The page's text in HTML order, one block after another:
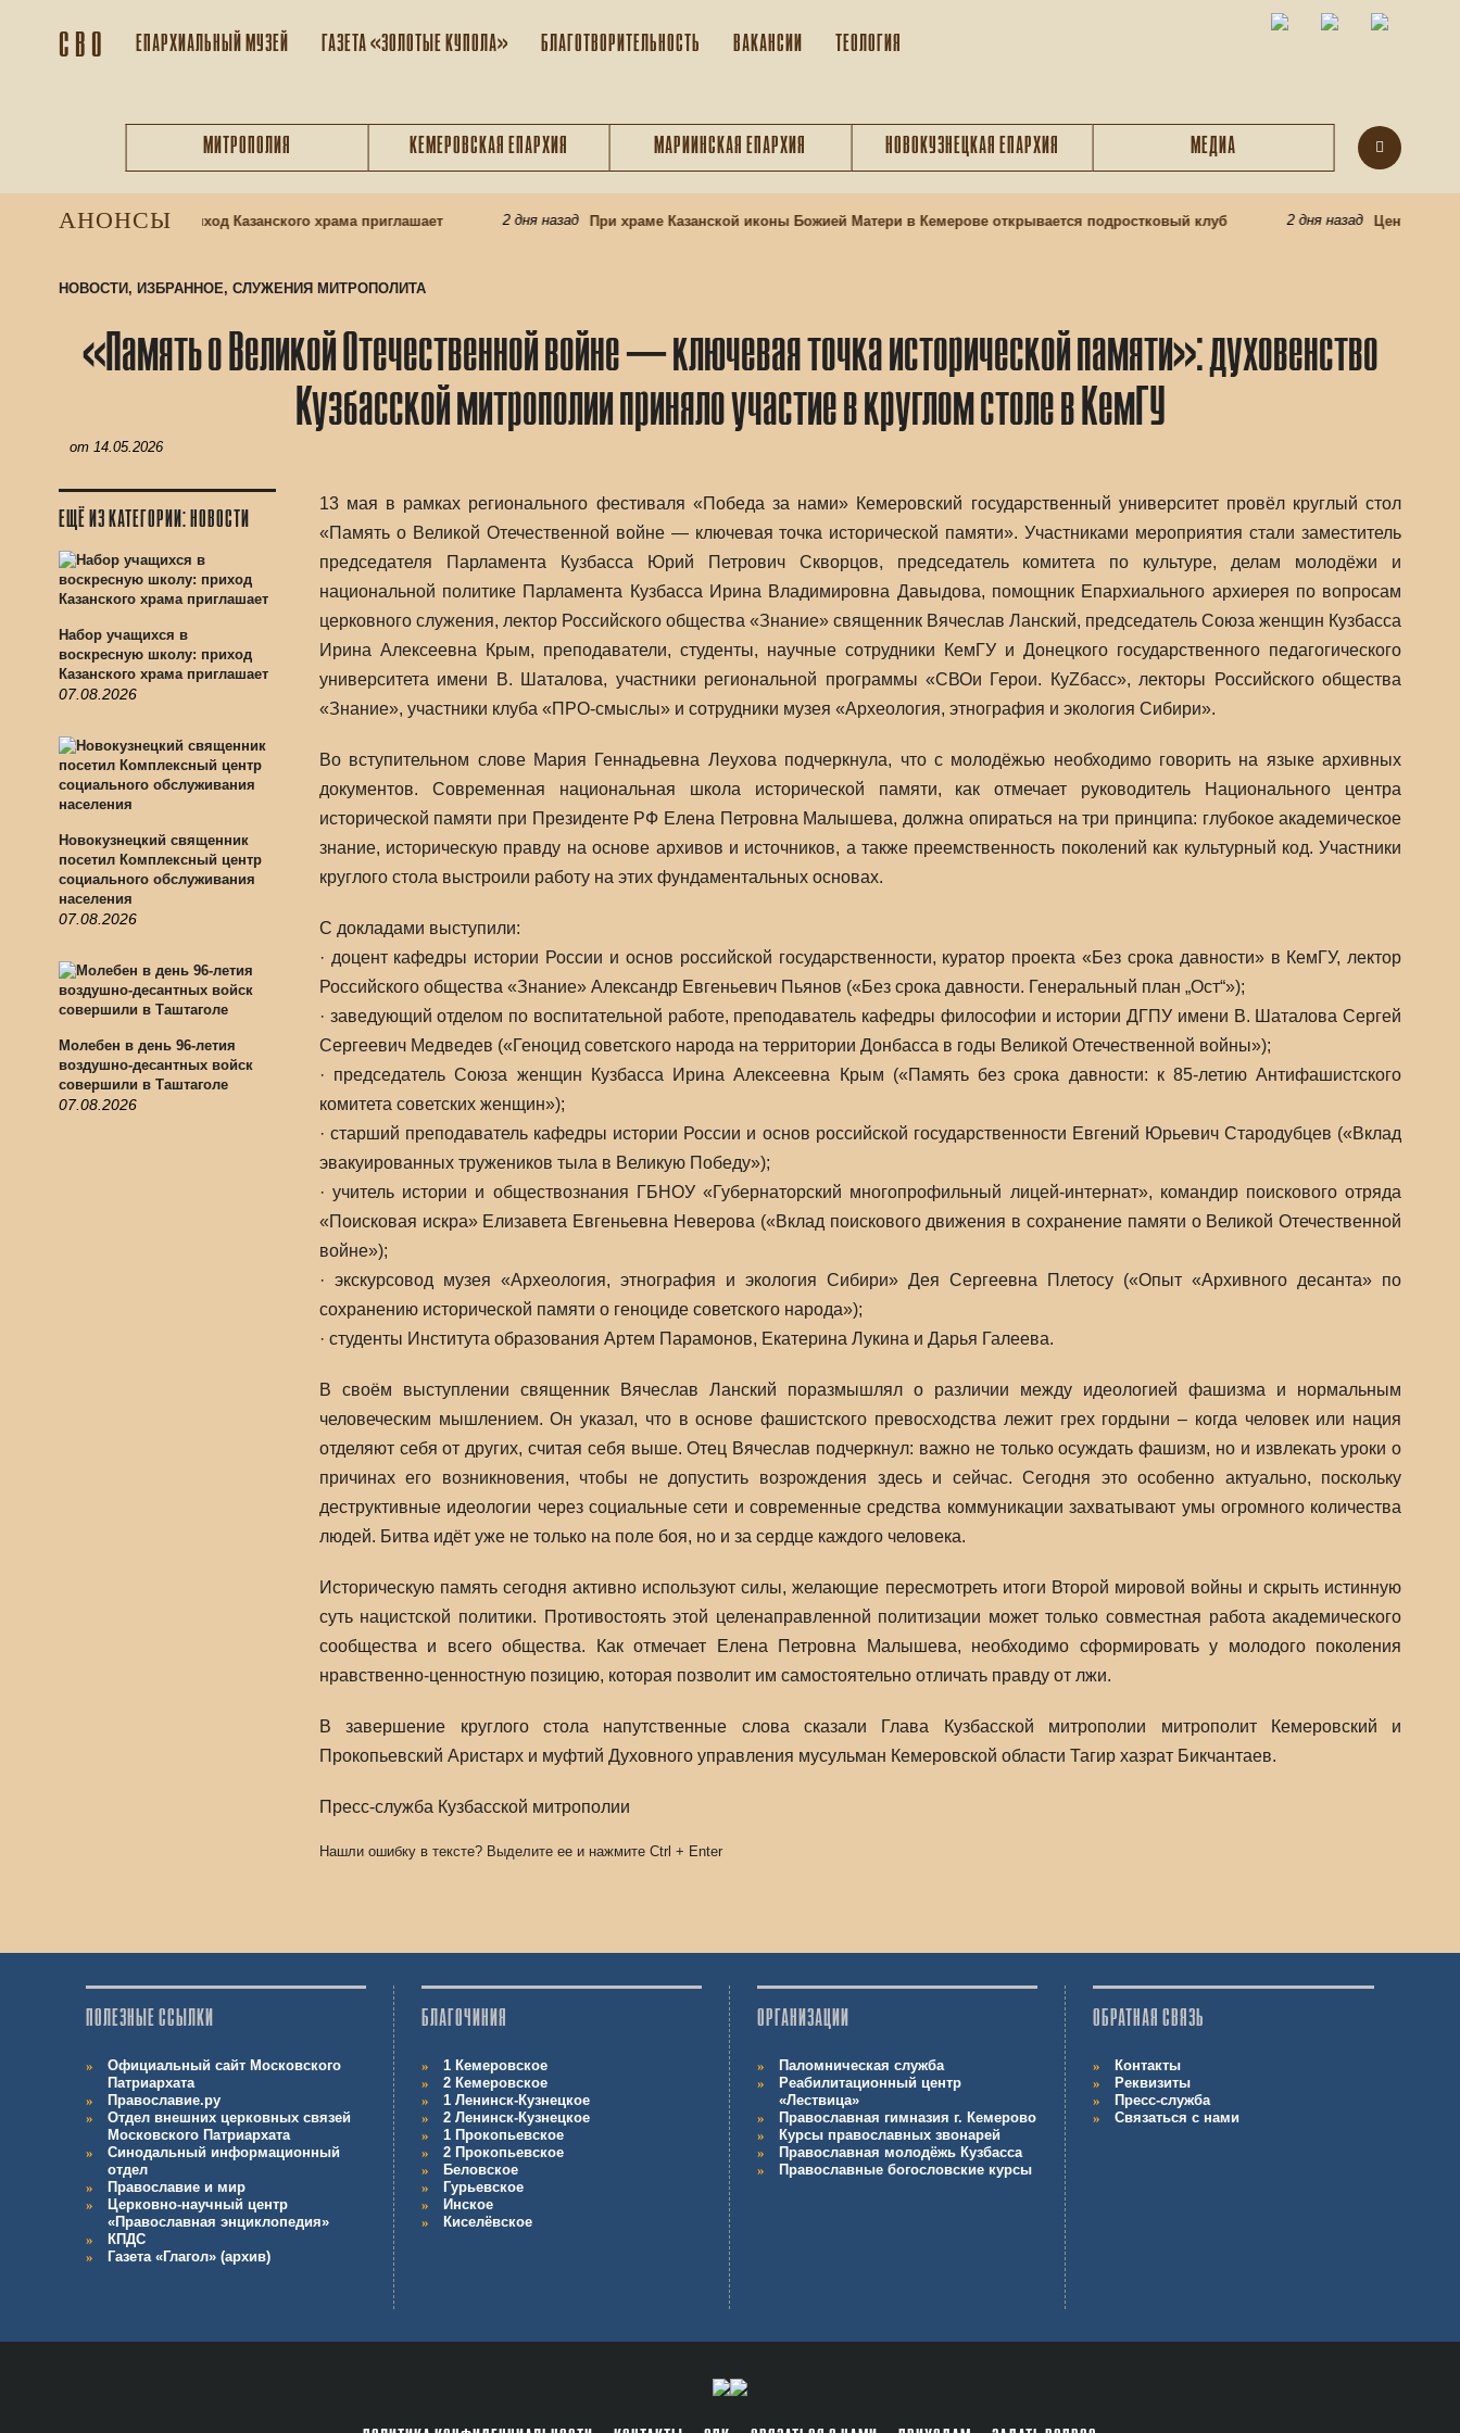
С В О ЕПАРХИАЛЬНЫЙ МУЗEЙ ГАЗЕТА «ЗОЛОТЫЕ КУПОЛА» БЛАГОТВОРИТЕЛЬНОСТЬ ВАКАНСИИ ТЕОЛОГИЯ
МИТРОПОЛИЯ КЕМЕРОВСКАЯ ЕПАРХИЯ МАРИИНСКАЯ ЕПАРХИЯ НОВОКУЗНЕЦКАЯ ЕПАРХИЯ МЕДИА
АНОНСЫ
школу: приход Казанского храма приглашает 2 дня назад При храме Казанской иконы Божией Матери в Кемерове открывается подростковый клуб 2 дня назад Центр
НОВОСТИ , ИЗБРАННОЕ, СЛУЖЕНИЯ МИТРОПОЛИТА
«Память о Великой Отечественной войне — ключевая точка исторической памяти»: духовенство
Кузбасской митрополии приняло участие в круглом столе в КемГУ
от 14.05.2026
ЕЩЁ ИЗ КАТЕГОРИИ: НОВОСТИ
Набор учащихся в
воскресную школу: приход
Казанского храма приглашает
07.08.2026
Новокузнецкий священник
посетил Комплексный центр
социального обслуживания
населения
07.08.2026
Молебен в день 96-летия
воздушно-десантных войск
совершили в Таштаголе
07.08.2026
13 мая в рамках регионального фестиваля «Победа за нами» Кемеровский государственный университет провёл круглый стол
«Память о Великой Отечественной войне — ключевая точка исторической памяти». Участниками мероприятия стали заместитель
председателя Парламента Кузбасса Юрий Петрович Скворцов, председатель комитета по культуре, делам молодёжи и
национальной политике Парламента Кузбасса Ирина Владимировна Давыдова, помощник Епархиального архиерея по вопросам
церковного служения, лектор Российского общества «Знание» священник Вячеслав Ланский, председатель Союза женщин Кузбасса
Ирина Алексеевна Крым, преподаватели, студенты, научные сотрудники КемГУ и Донецкого государственного педагогического
университета имени В. Шаталова, участники региональной программы «СВОи Герои. КуZбасс», лекторы Российского общества
«Знание», участники клуба «ПРО-смыслы» и сотрудники музея «Археология, этнография и экология Сибири».
Во вступительном слове Мария Геннадьевна Леухова подчеркнула, что с молодёжью необходимо говорить на языке архивных
документов. Современная национальная школа исторической памяти, как отмечает руководитель Национального центра
исторической памяти при Президенте РФ Елена Петровна Малышева, должна опираться на три принципа: глубокое академическое
знание, историческую правду на основе архивов и источников, а также преемственность поколений как культурный код. Участники
круглого стола выстроили работу на этих фундаментальных основах.
С докладами выступили:
· доцент кафедры истории России и основ российской государственности, куратор проекта «Без срока давности» в КемГУ, лектор
Российского общества «Знание» Александр Евгеньевич Пьянов («Без срока давности. Генеральный план „Ост“»);
· заведующий отделом по воспитательной работе, преподаватель кафедры философии и истории ДГПУ имени В. Шаталова Сергей
Сергеевич Медведев («Геноцид советского народа на территории Донбасса в годы Великой Отечественной войны»);
· председатель Союза женщин Кузбасса Ирина Алексеевна Крым («Память без срока давности: к 85-летию Антифашистского
комитета советских женщин»);
· старший преподаватель кафедры истории России и основ российской государственности Евгений Юрьевич Стародубцев («Вклад
эвакуированных тружеников тыла в Великую Победу»);
· учитель истории и обществознания ГБНОУ «Губернаторский многопрофильный лицей-интернат», командир поискового отряда
«Поисковая искра» Елизавета Евгеньевна Неверова («Вклад поискового движения в сохранение памяти о Великой Отечественной
войне»);
· экскурсовод музея «Археология, этнография и экология Сибири» Дея Сергеевна Плетосу («Опыт «Архивного десанта» по
сохранению исторической памяти о геноциде советского народа»);
· студенты Института образования Артем Парамонов, Екатерина Лукина и Дарья Галеева.
В своём выступлении священник Вячеслав Ланский поразмышлял о различии между идеологией фашизма и нормальным
человеческим мышлением. Он указал, что в основе фашистского превосходства лежит грех гордыни – когда человек или нация
отделяют себя от других, считая себя выше. Отец Вячеслав подчеркнул: важно не только осуждать фашизм, но и извлекать уроки о
причинах его возникновения, чтобы не допустить возрождения здесь и сейчас. Сегодня это особенно актуально, поскольку
деструктивные идеологии через социальные сети и современные средства коммуникации захватывают умы огромного количества
людей. Битва идёт уже не только на поле боя, но и за сердце каждого человека.
Историческую память сегодня активно используют силы, желающие пересмотреть итоги Второй мировой войны и скрыть истинную
суть нацистской политики. Противостоять этой целенаправленной политизации может только совместная работа академического
сообщества и всего общества. Как отмечает Елена Петровна Малышева, необходимо сформировать у молодого поколения
нравственно-ценностную позицию, которая позволит им самостоятельно отличать правду от лжи.
В завершение круглого стола напутственные слова сказали Глава Кузбасской митрополии митрополит Кемеровский и
Прокопьевский Аристарх и муфтий Духовного управления мусульман Кемеровской области Тагир хазрат Бикчантаев.
Пресс-служба Кузбасской митрополии
Нашли ошибку в тексте? Выделите ее и нажмите Ctrl + Enter
ПОЛЕЗНЫЕ ССЫЛКИ
Официальный сайт Московского
Патриархата
Православие.ру
Отдел внешних церковных связей
Московского Патриархата
Синодальный информационный
отдел
Православие и мир
Церковно-научный центр
«Православная энциклопедия»
КПДС
Газета «Глагол» (архив)
БЛАГОЧИНИЯ
1 Кемеровское
2 Кемеровское
1 Ленинск-Кузнецкое
2 Ленинск-Кузнецкое
1 Прокопьевское
2 Прокопьевское
Беловское
Гурьевское
Инское
Киселёвское
ОРГАНИЗАЦИИ
Паломническая служба
Реабилитационный центр
«Лествица»
Православная гимназия г. Кемерово
Курсы православных звонарей
Православная молодёжь Кузбасса
Православные богословские курсы
ОБРАТНАЯ СВЯЗЬ
Контакты
Реквизиты
Пресс-служба
Связаться с нами